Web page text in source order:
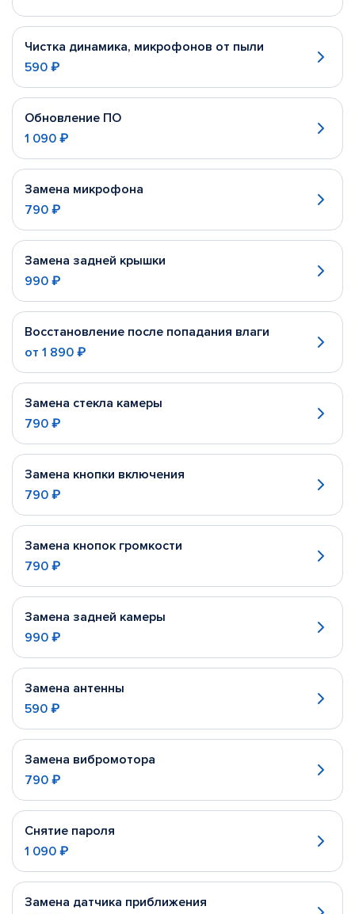
Чистка динамика, микрофонов от пыли
590 ₽
Обновление ПО
1 090 ₽
Замена микрофона
790 ₽
Замена задней крышки
990 ₽
Восстановление после попадания влаги
от 1 890 ₽
Замена стекла камеры
790 ₽
Замена кнопки включения
790 ₽
Замена кнопок громкости
790 ₽
Замена задней камеры
990 ₽
Замена антенны
590 ₽
Замена вибромотора
790 ₽
Снятие пароля
1 090 ₽
Замена датчика приближения